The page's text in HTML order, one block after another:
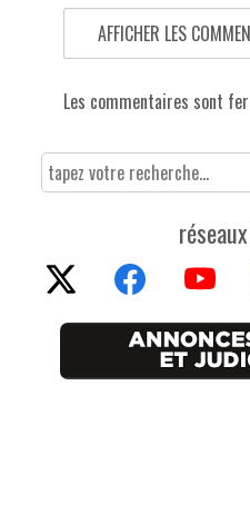
AFFICHER LES
Les commentaires sont